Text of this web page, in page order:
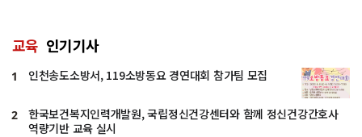
교육 인기기사
1 인천송도소방서, 119소방동요 경연대회 참가팀 모집
2
한국보건복지인력개발원, 국립정신건강센터와 함께 정신건강간호사
역량기반 교육 실시